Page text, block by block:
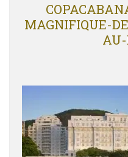
MAGNIFIQUE-